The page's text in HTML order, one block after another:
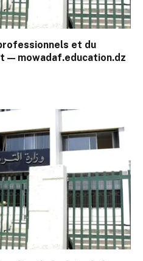
et du
— mowadaf.education.dz